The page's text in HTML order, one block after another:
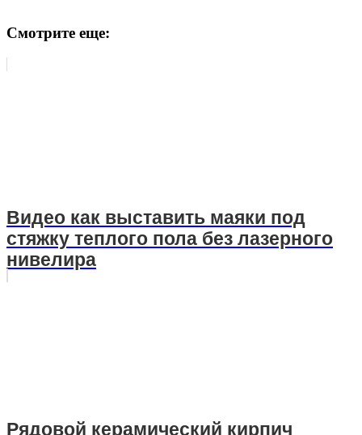
Смотрите еще:
Видео как выставить маяки под
стяжку теплого пола без лазерного
нивелира
Рядовой керамический кирпич